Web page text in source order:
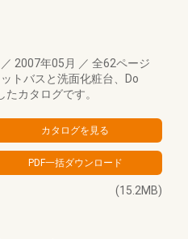
／ 2007年05月 ／ 全62ページ
トバスと洗面化粧台、Do
カタログです。
(15.2MB)